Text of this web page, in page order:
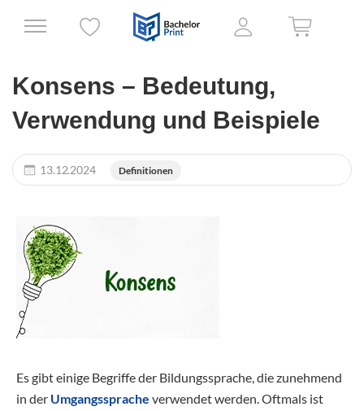
Konsens – Bedeutung,
Verwendung und Beispiele
13.12.2024 Definitionen
Es gibt einige Begriffe der Bildungssprache, die zunehmend
in der Umgangssprache verwendet werden. Oftmals ist